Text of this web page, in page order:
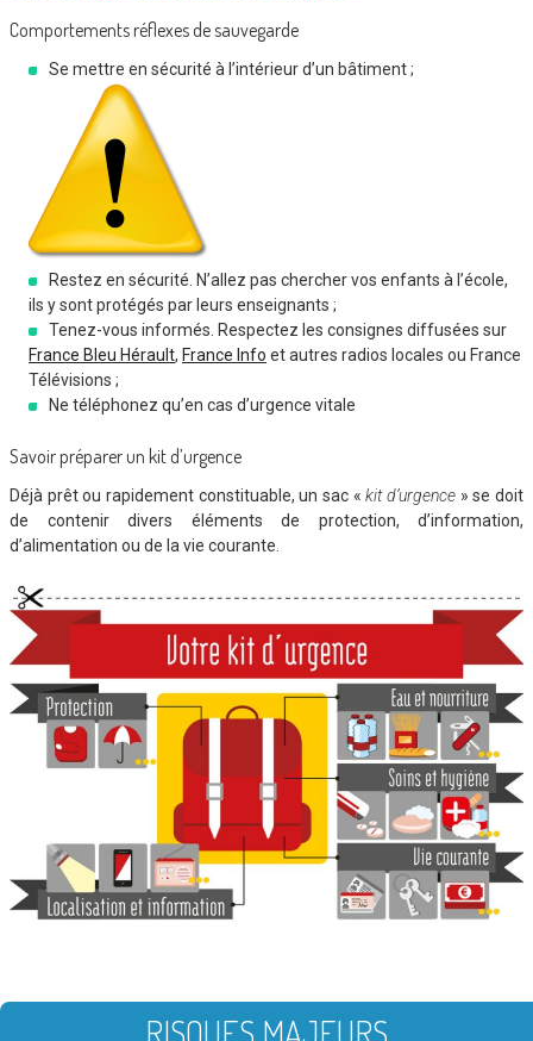
Comportements réflexes de sauvegarde
Se mettre en sécurité à l’intérieur d’un bâtiment ;
Restez en sécurité. N’allez pas chercher vos enfants à l’école,
ils y sont protégés par leurs enseignants ;
Tenez-vous informés. Respectez les consignes diffusées sur
France Bleu Hérault, France Info et autres radios locales ou France
Télévisions ;
Ne téléphonez qu’en cas d’urgence vitale
Savoir préparer un kit d’urgence
Déjà prêt ou rapidement constituable, un sac «kit d’urgence » se doit
de contenir divers éléments de protection, d’information,
d’alimentation ou de la vie courante.